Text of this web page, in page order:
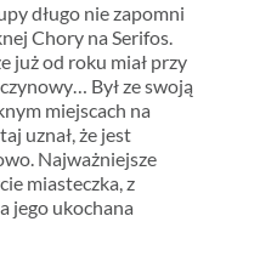
długo nie zapomni
Chory na Serifos.
już od roku miał przy
Był ze swoją
miejscach na
uznał, że jest
Najważniejsze
miasteczka, z
jego ukochana